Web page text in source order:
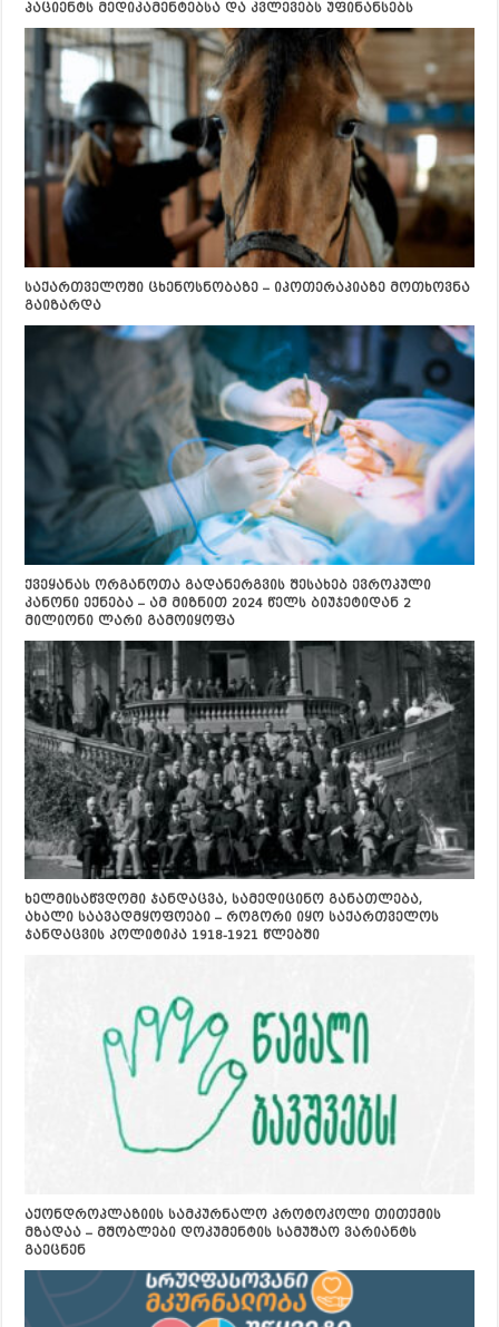
პაციენტს მედიკამენტებსა და კვლევებს უფინანსებს
საქართველოში ცხენოსნობაზე – იპოთერაპიაზე მოთხოვნა
გაიზარდა
ქვეყანას ორგანოთა გადანერგვის შესახებ ევროპული
კანონი ექნება – ამ მიზნით 2024 წელს ბიუჯეტიდან 2
მილიონი ლარი გამოიყოფა
ხელმისაწვდომი ჯანდაცვა, სამედიცინო განათლება,
ახალი საავადმყოფოები – როგორი იყო საქართველოს
ჯანდაცვის პოლიტიკა 1918-1921 წლებში
აქონდროპლაზიის სამკურნალო პროტოკოლი თითქმის
მზადაა – მშობლები დოკუმენტის სამუშაო ვარიანტს
გაეცნენ